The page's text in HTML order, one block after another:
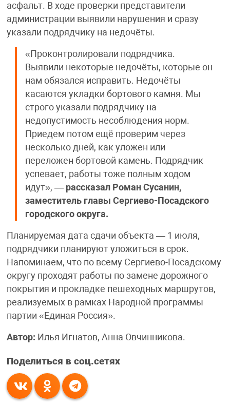
асфальт. В ходе проверки представители
администрации выявили нарушения и сразу
указали подрядчику на недочёты.
«Проконтролировали подрядчика.
Выявили некоторые недочёты, которые он
нам обязался исправить. Недочёты
касаются укладки бортового камня. Мы
строго указали подрядчику на
недопустимость несоблюдения норм.
Приедем потом ещё проверим через
несколько дней, как уложен или
переложен бортовой камень. Подрядчик
успевает, работы тоже полным ходом
идут», —рассказал Роман Сусанин,
заместитель главы Сергиево-Посадского
городского округа.
Планируемая дата сдачи объекта — 1 июля,
подрядчики планируют уложиться в срок.
Напоминаем, что по всему Сергиево-Посадскому
округу проходят работы по замене дорожного
покрытия и прокладке пешеходных маршрутов,
реализуемых в рамках Народной программы
партии «Единая Россия».
Автор: Илья Игнатов, Анна Овчинникова.
Поделиться в соц.сетях